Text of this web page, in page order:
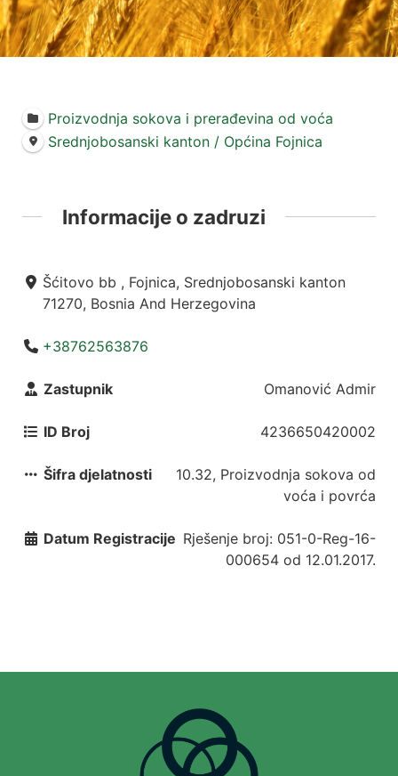
Proizvodnja sokova i prerađevina od voća
Srednjobosanski kanton / Općina Fojnica
Informacije o zadruzi
Šćitovo bb , Fojnica, Srednjobosanski kanton
71270, Bosnia And Herzegovina
+38762563876
Zastupnik Omanović Admir
ID Broj 4236650420002
Šifra djelatnosti
10.32, Proizvodnja sokova od
voća i povrća
Datum Registracije Rješenje broj: 051-0-Reg-16-
000654 od 12.01.2017.